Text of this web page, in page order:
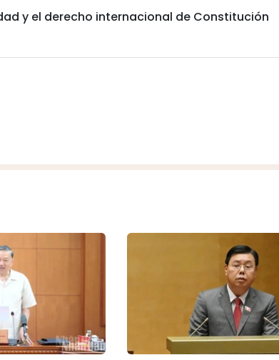
y el derecho internacional de Constitución